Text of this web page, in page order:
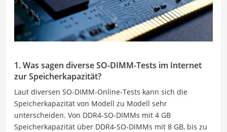
1. Was sagen diverse SO-DIMM-Tests im Internet
zur Speicherkapazität?
Laut diversen SO-DIMM-Online-Tests kann sich die
Speicherkapazität von Modell zu Modell sehr
unterscheiden. Von DDR4-SO-DIMMs mit 4 GB
Speicherkapazität über DDR4-SO-DIMMs mit 8 GB, bis zu